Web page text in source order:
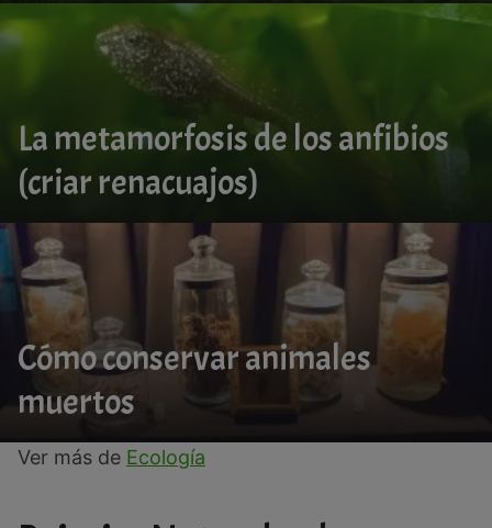
La metamorfosis de los anfibios
(criar renacuajos)
Cómo conservar animales
muertos
Ver más de Ecología